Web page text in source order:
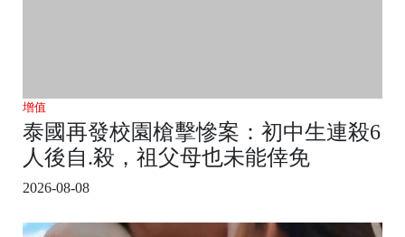
增值
泰國再發校園槍擊慘案：初中生連殺6
人後自.殺，祖父母也未能倖免
2026-08-08